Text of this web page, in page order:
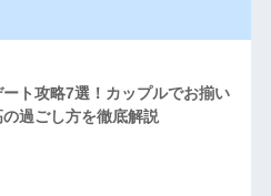
ト攻略7選！カップルでお揃い
過ごし方を徹底解説